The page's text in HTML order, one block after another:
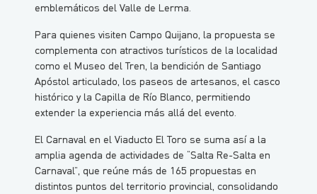
emblemáticos del Valle de Lerma.
Para quienes visiten Campo Quijano, la propuesta se
complementa con atractivos turísticos de la localidad
como el Museo del Tren, la bendición de Santiago
Apóstol articulado, los paseos de artesanos, el casco
histórico y la Capilla de Río Blanco, permitiendo
extender la experiencia más allá del evento.
El Carnaval en el Viaducto El Toro se suma así a la
amplia agenda de actividades de “Salta Re-Salta en
Carnaval”, que reúne más de 165 propuestas en
distintos puntos del territorio provincial, consolidando